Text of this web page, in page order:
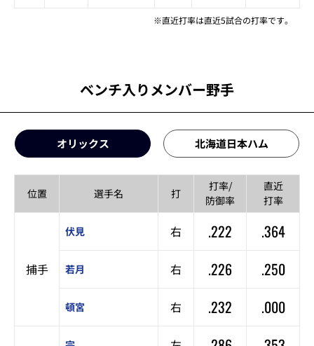
※直近打率は直近5試合の打率です。
ベンチ入りメンバー野手
オリックス 北海道日本ハム
位置 選手名 打
打率/
防御率
直近
打率
捕手
伏見 右 .222 .364
若月 右 .226 .250
頓宮 右 .232 .000